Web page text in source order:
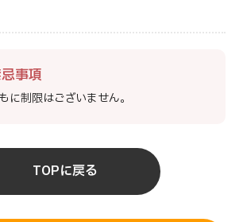
事項
に制限はございません。
TOPに戻る